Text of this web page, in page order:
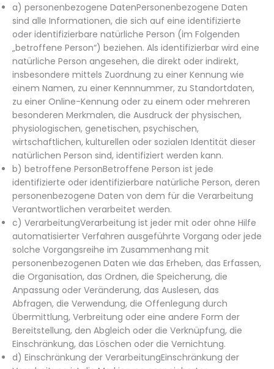
a) personenbezogene DatenPersonenbezogene Daten
sind alle Informationen, die sich auf eine identifizierte
oder identifizierbare natürliche Person (im Folgenden
„betroffene Person“) beziehen. Als identifizierbar wird eine
natürliche Person angesehen, die direkt oder indirekt,
insbesondere mittels Zuordnung zu einer Kennung wie
einem Namen, zu einer Kennnummer, zu Standortdaten,
zu einer Online-Kennung oder zu einem oder mehreren
besonderen Merkmalen, die Ausdruck der physischen,
physiologischen, genetischen, psychischen,
wirtschaftlichen, kulturellen oder sozialen Identität dieser
natürlichen Person sind, identifiziert werden kann.
b) betroffene PersonBetroffene Person ist jede
identifizierte oder identifizierbare natürliche Person, deren
personenbezogene Daten von dem für die Verarbeitung
Verantwortlichen verarbeitet werden.
c) VerarbeitungVerarbeitung ist jeder mit oder ohne Hilfe
automatisierter Verfahren ausgeführte Vorgang oder jede
solche Vorgangsreihe im Zusammenhang mit
personenbezogenen Daten wie das Erheben, das Erfassen,
die Organisation, das Ordnen, die Speicherung, die
Anpassung oder Veränderung, das Auslesen, das
Abfragen, die Verwendung, die Offenlegung durch
Übermittlung, Verbreitung oder eine andere Form der
Bereitstellung, den Abgleich oder die Verknüpfung, die
Einschränkung, das Löschen oder die Vernichtung.
d) Einschränkung der VerarbeitungEinschränkung der